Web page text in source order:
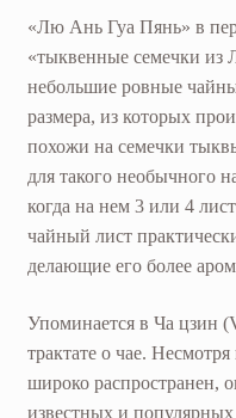
«Лю Ань Гуа Пянь» в
«тыквенные семечки из
небольшие ровные
размера, из которых
похожи на семечки
для такого необычного
когда на нем 3 или 4
чайный лист
делающие его более
Упоминается в Ча цзин
трактате о чае.
широко распространен,
известных и